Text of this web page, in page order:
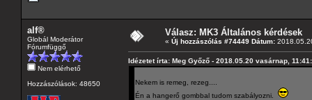
alf®
Globál Moderátor
Fórumfüggő
Nem elérhető
Hozzászólások: 48650
Válasz: MK3 Általános kérdések
« Új hozzászólás #74449 Dátum:
Idézetet írta: Meg Győző - 2018.05.20 vasárnap,
Nekem is remeg, rezeg....
Én a hangerő gombbal tudom szabályozni.